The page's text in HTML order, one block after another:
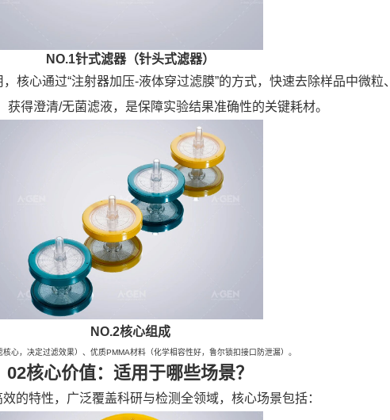
NO.1针式滤器（针头式滤器）
核心通过“注射器加压-液体穿过滤膜”的方式，快速去除样品中微粒、
获得澄清/无菌滤液，是保障实验结果准确性的关键耗材。
NO.2核心组成
核心，决定过滤效果）、优质PMMA材料（化学相容性好，鲁尔锁扣接口防泄漏）。
02核心价值：适用于哪些场景？
的特性，广泛覆盖科研与检测全领域，核心场景包括：